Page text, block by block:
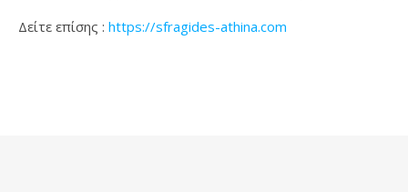
Δείτε επίσης : https://sfragides-athina.com